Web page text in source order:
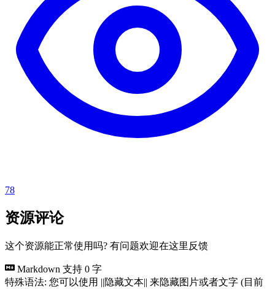
78
资源评论
这个资源能正常使用吗? 有问题欢迎在这里反馈
Markdown 支持 0 字
特殊语法: 您可以使用 ||隐藏文本|| 来隐藏图片或者文字 (目前